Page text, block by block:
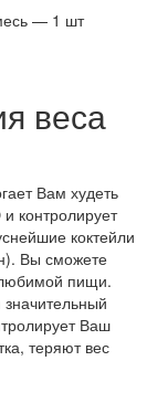
— 1 шт
веса
Вам худеть
контролирует
коктейли
Вы сможете
любимой пищи.
Ваш
теряют вес